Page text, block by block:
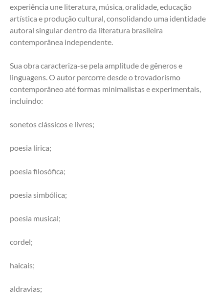
experiência une literatura, música, oralidade, educação
artística e produção cultural, consolidando uma identidade
autoral singular dentro da literatura brasileira
contemporânea independente.
Sua obra caracteriza-se pela amplitude de gêneros e
linguagens. O autor percorre desde o trovadorismo
contemporâneo até formas minimalistas e experimentais,
incluindo:
sonetos clássicos e livres;
poesia lírica;
poesia filosófica;
poesia simbólica;
poesia musical;
cordel;
haicais;
aldravias;